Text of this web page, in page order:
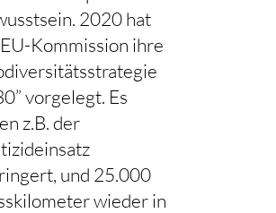
2020 hat
Kommission ihre
vorgelegt. Es
z.B. der
und 25.000
wieder in